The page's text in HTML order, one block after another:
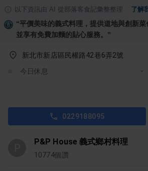
以下資訊由 AI 從部落客食記彙整整理 了解
“平價美味的義式料理，提供道地與創新菜
並享有免費加麵的貼心服務。 ”
新北市新店區民權路42巷6弄2號
今日休息
0229188095
P&P House 義式鄉村料理
10774個讚